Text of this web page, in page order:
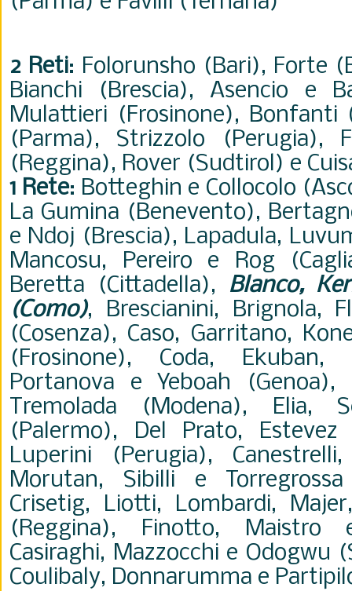
2 Reti: Folorunsho (Bari), Forte
Bianchi (Brescia), Asencio e
Mulattieri (Frosinone), Bonfanti
(Parma), Strizzolo (Perugia),
(Reggina), Rover (Sudtirol) e
1 Rete: Botteghin e Collocolo
La Gumina (Benevento),
e Ndoj (Brescia), Lapadula,
Mancosu, Pereiro e Rog
Beretta (Cittadella), Blanco,
(Como), Brescianini, Brignola,
(Cosenza), Caso, Garritano,
(Frosinone), Coda, Ekuban,
Portanova e Yeboah (Genoa),
Tremolada (Modena), Elia,
(Palermo), Del Prato,
Luperini (Perugia),
Morutan, Sibilli e
Crisetig, Liotti, Lombardi,
(Reggina), Finotto, Maistro
Casiraghi, Mazzocchi e Odogwu
Coulibaly, Donnarumma e